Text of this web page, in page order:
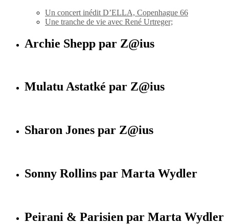
Un concert inédit D’ELLA, Copenhague 66
Une tranche de vie avec René Urtreger;
Archie Shepp par Z@ius
Mulatu Astatké par Z@ius
Sharon Jones par Z@ius
Sonny Rollins par Marta Wydler
Peirani & Parisien par Marta Wydler